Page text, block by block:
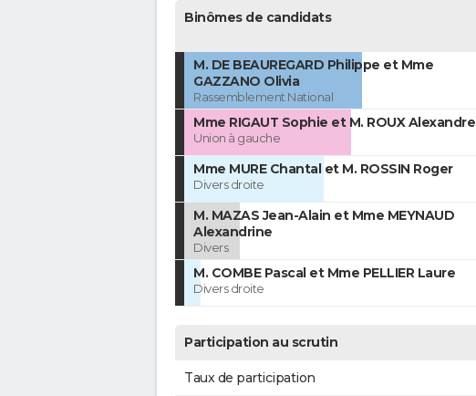
Binômes de candidats
M. DE BEAUREGARD Philippe et Mme
GAZZANO Olivia
Rassemblement National
Mme RIGAUT Sophie et M. ROUX Alexandre
Union à gauche
Mme MURE Chantal et M. ROSSIN Roger
Divers droite
M. MAZAS Jean-Alain et Mme MEYNAUD
Alexandrine
Divers
M. COMBE Pascal et Mme PELLIER Laure
Divers droite
Participation au scrutin
Taux de participation